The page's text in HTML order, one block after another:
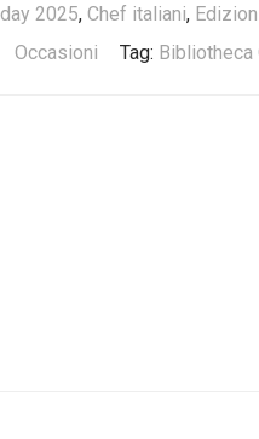
2025, Chef italiani,
Occasioni
Tag: Bibliotheca